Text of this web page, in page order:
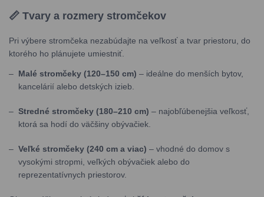
📏 Tvary a rozmery stromčekov
Pri výbere stromčeka nezabúdajte na veľkosť a tvar priestoru, do
ktorého ho plánujete umiestniť.
Malé stromčeky (120–150 cm) – ideálne do menších bytov,
kancelárií alebo detských izieb.
Stredné stromčeky (180–210 cm) – najobľúbenejšia veľkosť,
ktorá sa hodí do väčšiny obývačiek.
Veľké stromčeky (240 cm a viac) – vhodné do domov s
vysokými stropmi, veľkých obývačiek alebo do
reprezentatívnych priestorov.